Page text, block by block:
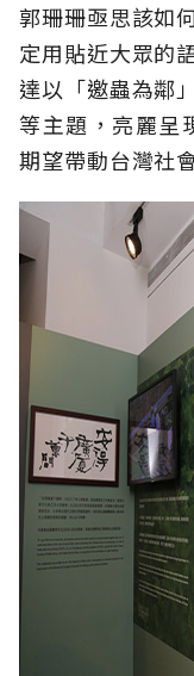
郭珊珊亟思該如
定用貼近大眾的
達以「邀蟲為鄰
等主題，亮麗呈
期望帶動台灣社